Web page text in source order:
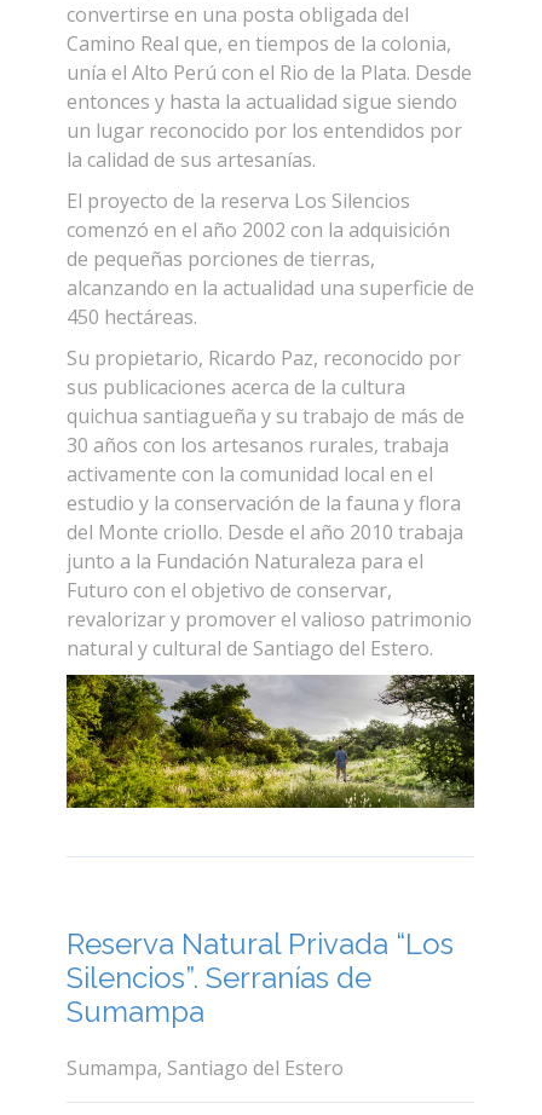
convertirse en una posta obligada del
Camino Real que, en tiempos de la colonia,
unía el Alto Perú con el Rio de la Plata. Desde
entonces y hasta la actualidad sigue siendo
un lugar reconocido por los entendidos por
la calidad de sus artesanías.
El proyecto de la reserva Los Silencios
comenzó en el año 2002 con la adquisición
de pequeñas porciones de tierras,
alcanzando en la actualidad una superficie de
450 hectáreas.
Su propietario, Ricardo Paz, reconocido por
sus publicaciones acerca de la cultura
quichua santiagueña y su trabajo de más de
30 años con los artesanos rurales, trabaja
activamente con la comunidad local en el
estudio y la conservación de la fauna y flora
del Monte criollo. Desde el año 2010 trabaja
junto a la Fundación Naturaleza para el
Futuro con el objetivo de conservar,
revalorizar y promover el valioso patrimonio
natural y cultural de Santiago del Estero.
Reserva Natural Privada “Los
Silencios”. Serranías de
Sumampa
Sumampa, Santiago del Estero